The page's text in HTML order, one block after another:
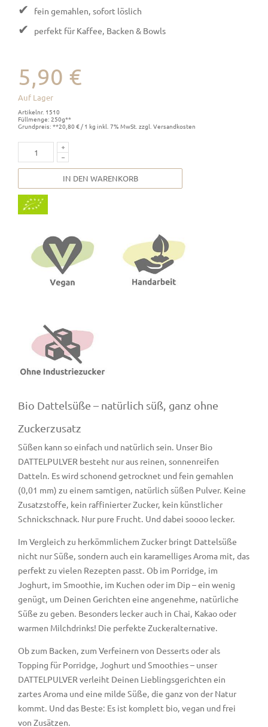
✔ fein gemahlen, sofort löslich
✔ perfekt für Kaffee, Backen & Bowls
5,90 €
Auf Lager
Artikelnr. 1510
Füllmenge: 250g**
Grundpreis: **20,80 € / 1 kg inkl. 7% MwSt. zzgl. Versandkosten
IN DEN WARENKORB
Bio Dattelsüße – natürlich süß, ganz ohne
Zuckerzusatz
Süßen kann so einfach und natürlich sein. Unser Bio
DATTELPULVER besteht nur aus reinen, sonnenreifen
Datteln. Es wird schonend getrocknet und fein gemahlen
(0,01 mm) zu einem samtigen, natürlich süßen Pulver. Keine
Zusatzstoffe, kein raffinierter Zucker, kein künstlicher
Schnickschnack. Nur pure Frucht. Und dabei soooo lecker.
Im Vergleich zu herkömmlichem Zucker bringt Dattelsüße
nicht nur Süße, sondern auch ein karamelliges Aroma mit, das
perfekt zu vielen Rezepten passt. Ob im Porridge, im
Joghurt, im Smoothie, im Kuchen oder im Dip – ein wenig
genügt, um Deinen Gerichten eine angenehme, natürliche
Süße zu geben. Besonders lecker auch in Chai, Kakao oder
warmen Milchdrinks! Die perfekte Zuckeralternative.
Ob zum Backen, zum Verfeinern von Desserts oder als
Topping für Porridge, Joghurt und Smoothies – unser
DATTELPULVER verleiht Deinen Lieblingsgerichten ein
zartes Aroma und eine milde Süße, die ganz von der Natur
kommt. Und das Beste: Es ist komplett bio, vegan und frei
von Zusätzen.